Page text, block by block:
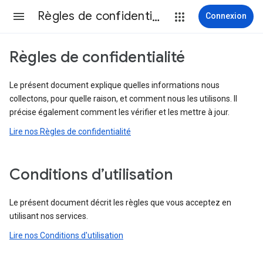
Règles de confidentialité et conditions d’utilisation Connexion
Règles de confidentialité
Le présent document explique quelles informations nous
collectons, pour quelle raison, et comment nous les utilisons. Il
précise également comment les vérifier et les mettre à jour.
Lire nos Règles de confidentialité
Conditions d’utilisation
Le présent document décrit les règles que vous acceptez en
utilisant nos services.
Lire nos Conditions d'utilisation